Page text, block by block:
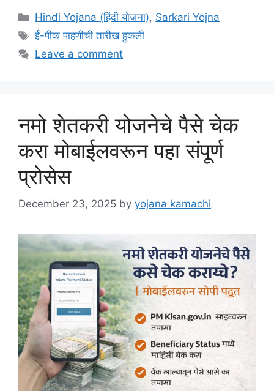
Categories
Hindi Yojana (हिंदी योजना), Sarkari Yojna
Tags
ई-पीक पाहणीची तारीख हुकली
Leave a comment
नमो शेतकरी योजनेचे पैसे चेक
करा मोबाईलवरून पहा संपूर्ण
प्रोसेस
December 23, 2025 by yojana kamachi